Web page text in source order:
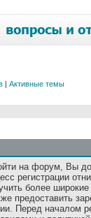
| Активные темы
на форум, Вы
регистрации
более
предоставить
Перед началом